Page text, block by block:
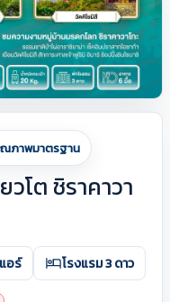
ภาพมาตรฐาน
โต ชิราคาวา
อร์ โรงแรม 3 ดาว